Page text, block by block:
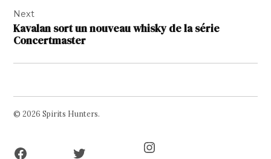
Next
Kavalan sort un nouveau whisky de la série
Concertmaster
© 2026 Spirits Hunters.